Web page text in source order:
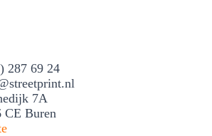
287 69 24
7A
CE Buren